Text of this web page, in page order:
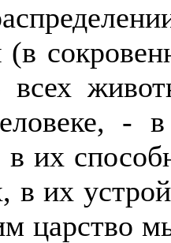
всех
-
в их
в их
царство